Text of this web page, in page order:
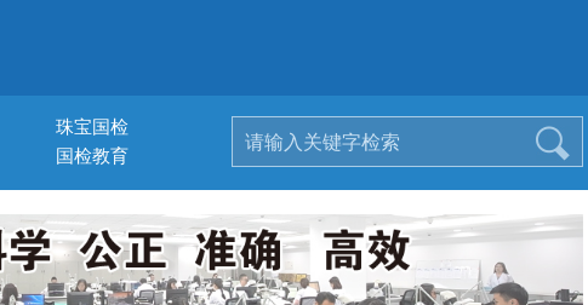
珠宝国检
国检教育